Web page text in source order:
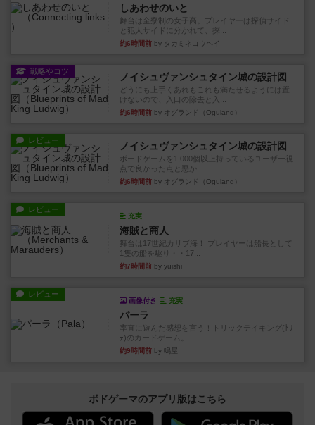
しあわせのいと
舞台は全寮制の女子高。プレイヤーは探偵サイド
と犯人サイドに分かれて、探...
約6時間前 by タカミネコウヘイ
戦略やコツ ノイシュヴァンシュタイン城の設計図
どうにも上手くあれもこれも満たせるようには置
けないので、入口の除去と入...
約6時間前 by オグランド（Oguland）
レビュー ノイシュヴァンシュタイン城の設計図
ボードゲームを1,000個以上持っているユーザー視
点で良かった点と悪か...
約6時間前 by オグランド（Oguland）
レビュー
充実
海賊と商人
舞台は17世紀カリブ海！ プレイヤーは船長として
1隻の船を駆り・・17...
約7時間前 by yuishi
レビュー
画像付き 充実
パーラ
率直に遊んだ感想を言う！トリックテイキング(ﾄﾘ
ﾃ)のカードゲーム。 ...
約9時間前 by 鳴屋
ボドゲーマのアプリ版はこちら